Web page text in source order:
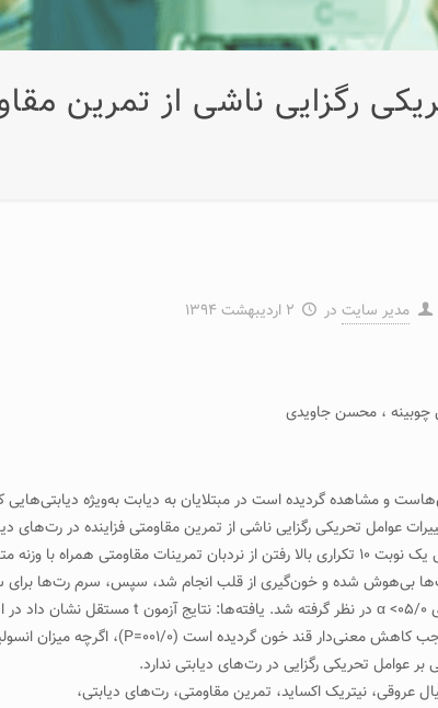
رگزايی ناشی از تمرين
مدیر سایت در ۲ اردیبهشت ۱۳۹۴
چوبينه ، محسن جاويدی
و مشاهده گرديده است در مبتلايان به ديابت به‌ويژه ديابتی‌هايی
بر عوامل تحريکی رگزايی در رت‌های ديابتی ندارد.
عروقی، نيتريک اکسايد، تمرين مقاومتی، رت‌های ديابتی،